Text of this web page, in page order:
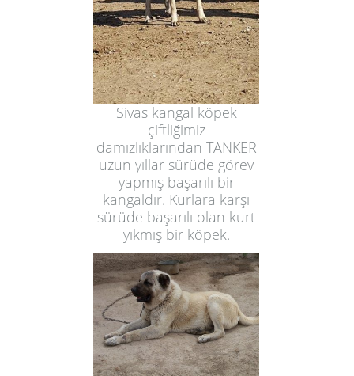
Sivas kangal köpek
çiftliğimiz
damızlıklarından TANKER
uzun yıllar sürüde görev
yapmış başarılı bir
kangaldır. Kurlara karşı
sürüde başarılı olan kurt
yıkmış bir köpek.